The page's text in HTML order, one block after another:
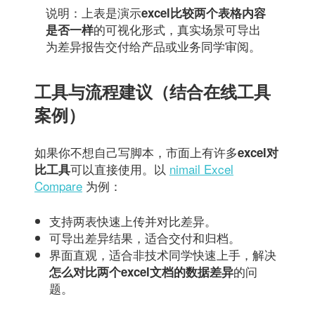
说明：上表是演示excel比较两个表格内容
是否一样的可视化形式，真实场景可导出
为差异报告交付给产品或业务同学审阅。
工具与流程建议（结合在线工具
案例）
如果你不想自己写脚本，市面上有许多excel对
比工具可以直接使用。以 nimail Excel
Compare 为例：
支持两表快速上传并对比差异。
可导出差异结果，适合交付和归档。
界面直观，适合非技术同学快速上手，解决
怎么对比两个excel文档的数据差异的问
题。